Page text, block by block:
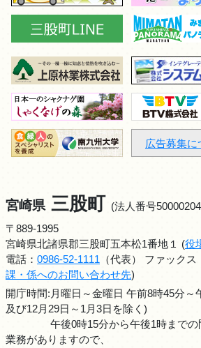
広告募集に
宮崎県 三股町 (法人番号
〒889-1995
宮崎県北諸県郡三股町五本松1番地１ (役
電話： 0986-52-1111 （代表） ファック
課・係へのお問い合わせ先)
開庁時間:月曜日～金曜日 午前8時45分～
及び12月29日～1月3日を除く)
午後0時15分から午後1時まで
業務がありますので、